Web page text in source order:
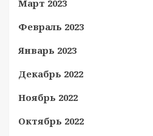
Март 2023
Февраль 2023
Январь 2023
Декабрь 2022
Ноябрь 2022
Октябрь 2022